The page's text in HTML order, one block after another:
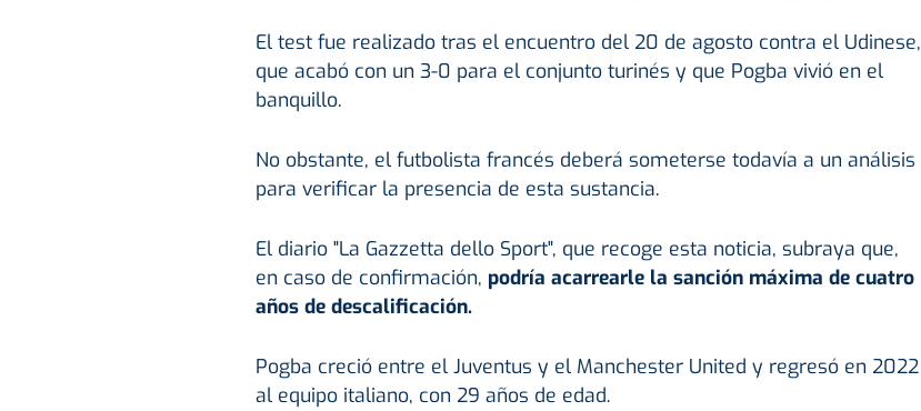
El test fue realizado tras el encuentro del 20 de agosto contra el Udinese,
que acabó con un 3-0 para el conjunto turinés y que Pogba vivió en el
banquillo.
No obstante, el futbolista francés deberá someterse todavía a un análisis
para verificar la presencia de esta sustancia.
El diario "La Gazzetta dello Sport", que recoge esta noticia, subraya que,
en caso de confirmación, podría acarrearle la sanción máxima de cuatro
años de descalificación.
Pogba creció entre el Juventus y el Manchester United y regresó en 2022
al equipo italiano, con 29 años de edad.